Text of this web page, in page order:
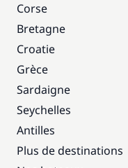
Corse
Bretagne
Croatie
Grèce
Sardaigne
Seychelles
Antilles
Plus de destinations